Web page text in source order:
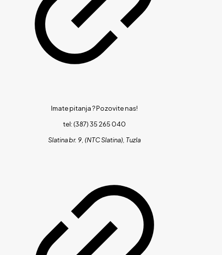
Imate pitanja ?Pozovite nas!
tel: (387) 35 265 040
Slatina br. 9, (NTC Slatina), Tuzla